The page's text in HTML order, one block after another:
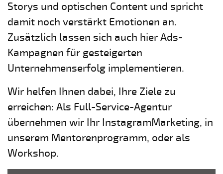
Storys und optischen Content und spricht
damit noch verstärkt Emotionen an.
Zusätzlich lassen sich auch hier Ads-
Kampagnen für gesteigerten
Unternehmenserfolg implementieren.
Wir helfen Ihnen dabei, Ihre Ziele zu
erreichen: Als Full-Service-Agentur
übernehmen wir Ihr InstagramMarketing, in
unserem Mentorenprogramm, oder als
Workshop.